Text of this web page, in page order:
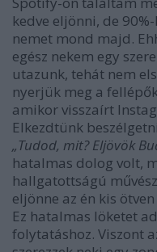
kedve eljönni, de
nemet mond majd.
egész nekem egy
utazunk, tehát nem
nyerjük meg a
amikor visszaírt
Elkezdtünk
„Tudod, mit? Eljövök
hatalmas dolog volt,
hallgatottságú
eljönne az én kis
Ez hatalmas löketet
folytatáshoz. Viszont